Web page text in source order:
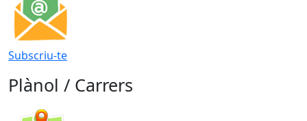
Subscriu-te
Plànol / Carrers